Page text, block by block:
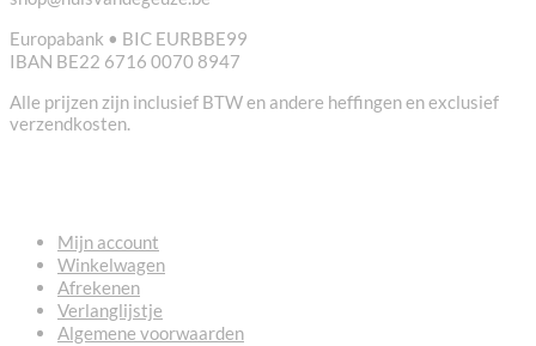
Europabank • BIC EURBBE99
IBAN BE22 6716 0070 8947
Alle prijzen zijn inclusief BTW en andere heffingen en exclusief
verzendkosten.
Mijn account
Winkelwagen
Afrekenen
Verlanglijstje
Algemene voorwaarden